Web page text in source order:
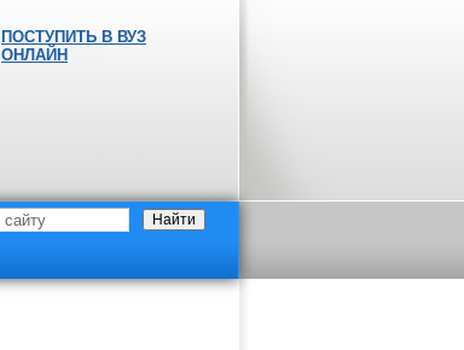
ПОСТУПИТЬ В ВУЗ
ОНЛАЙН